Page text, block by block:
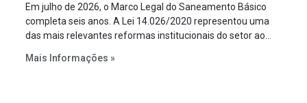
Em julho de 2026, o Marco Legal do Saneamento Básico
completa seis anos. A Lei 14.026/2020 representou uma
das mais relevantes reformas institucionais do setor ao
serviços, ampliar a participação da iniciativa privada,
Mais Informações »